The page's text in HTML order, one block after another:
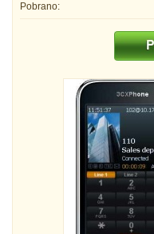
Pobrano: